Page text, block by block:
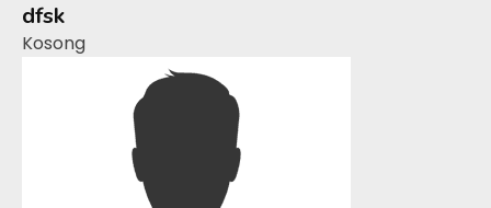
dfsk
Kosong